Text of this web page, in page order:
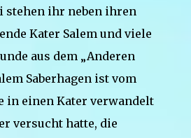
stehen ihr neben ihren
Kater Salem und viele
aus dem „Anderen
Saberhagen ist vom
in einen Kater verwandelt
versucht hatte, die